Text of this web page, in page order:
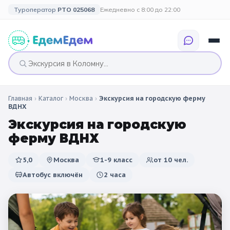
Туроператор РТО 025068 Ежедневно с 8:00 до 22:00
🎉 ПО ПРАЗДНИКАМ
Все праздники
🔔 1 сентября
🗳️ 18 сентября
🥞 Масленица
🗓️ ПО КАНИКУЛАМ
🍂 Осенние
☀️ Летние
🗓️ ПО ДЛИТЕЛЬНОСТИ
Однодневные
2 дня / 1 ночь
🎉 СОБЫТИЙНЫЕ
🍂 Осенние
🎄 Новогодние
🌷 Весенние
каникулы
🎓 Выпускные
Главная › Каталог › Москва › Экскурсия на городскую ферму
ВДНХ
Экскурсия на городскую
ферму ВДНХ
5,0 Москва 1-9 класс от 10 чел.
Автобус включён
2 часа